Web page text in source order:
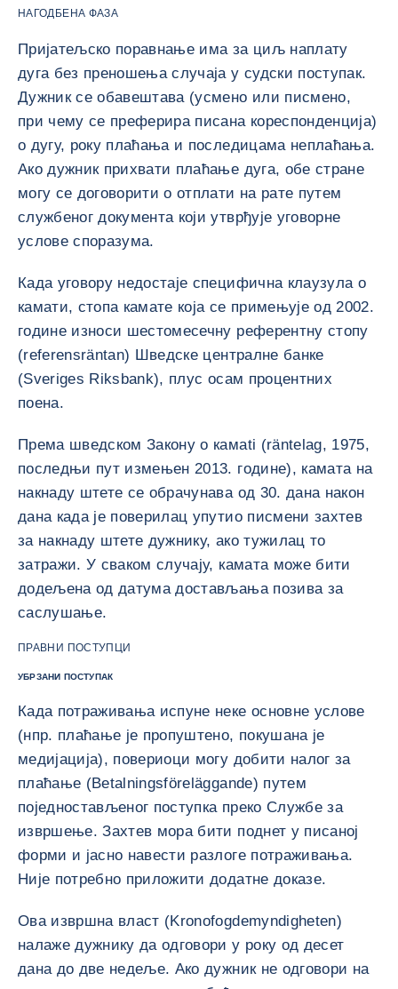
НАГОДБЕНА ФАЗА
Пријатељско поравнање има за циљ наплату
дуга без преношења случаја у судски поступак.
Дужник се обавештава (усмено или писмено,
при чему се преферира писана кореспонденција)
о дугу, року плаћања и последицама неплаћања.
Ако дужник прихвати плаћање дуга, обе стране
могу се договорити о отплати на рате путем
службеног документа који утврђује уговорне
услове споразума.
Када уговору недостаје специфична клаузула о
камати, стопа камате која се примењује од 2002.
године износи шестомесечну референтну стопу
(referensräntan) Шведске централне банке
(Sveriges Riksbank), плус осам процентних
поена.
Према шведском Закону о камаti (räntelag, 1975,
последњи пут измењен 2013. године), камата на
накнаду штете се обрачунава од 30. дана након
дана када је поверилац упутио писмени захтев
за накнаду штете дужнику, ако тужилац то
затражи. У сваком случају, камата може бити
додељена од датума достављања позива за
саслушање.
ПРАВНИ ПОСТУПЦИ
УБРЗАНИ ПОСТУПАК
Када потраживања испуне неке основне услове
(нпр. плаћање је пропуштено, покушана је
медијација), повериоци могу добити налог за
плаћање (Betalningsföreläggande) путем
поједностављеног поступка преко Службе за
извршење. Захтев мора бити поднет у писаној
форми и јасно навести разлоге потраживања.
Није потребно приложити додатне доказе.
Ова извршна власт (Kronofogdemyndigheten)
налаже дужнику да одговори у року од десет
дана до две недеље. Ако дужник не одговори на